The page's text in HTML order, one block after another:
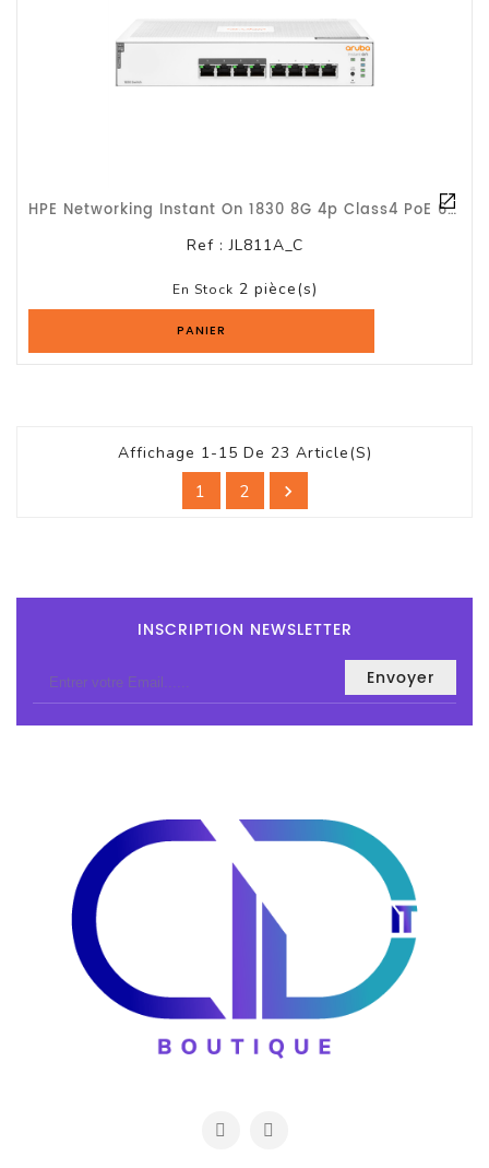
HPE Networking Instant On 1830 8G 4p Class4 PoE 65W Switch Commutateur Intellige
Ref :JL811A_C
En Stock 2 pièce(s)
PANIER
Affichage 1-15 De 23 Article(s)
1 2 
INSCRIPTION NEWSLETTER